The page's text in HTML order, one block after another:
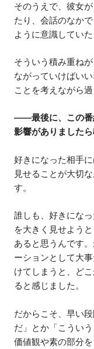
そのうえで、彼女
たり、会話のなか
ように意識していた
そういう積み重ね
ながっていけばい
ことを考えながら過
——最後に、この番
影響がありましたら
好きになった相手
見せることが大切
す。
誰しも、好きにな
を大きく見せよう
あると思うんです
ーションとして大
けてしまうと、ど
ると感じました。
だからこそ、早い
だ」とか「こうい
価値観や素の部分